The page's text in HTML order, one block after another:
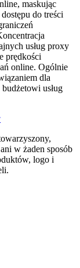
maskując
do treści
usług proxy
prędkości
online. Ogólnie
dla
usług
w żaden sposób
logo i